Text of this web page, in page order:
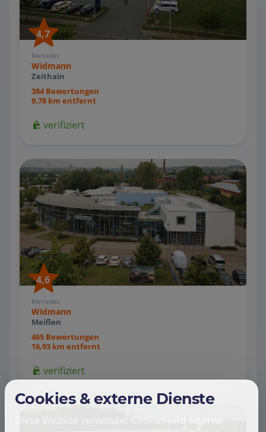
4,7
Mercedes
Widmann
Zeithain
384 Bewertungen
9,78 km entfernt
verifiziert
4,6
Mercedes
Widmann
Meißen
465 Bewertungen
16,93 km entfernt
verifiziert
Cookies & externe Dienste
Diese Website verwendet Cookies und externe